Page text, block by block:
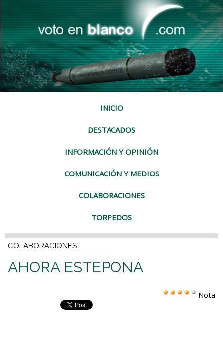
INICIO
DESTACADOS
INFORMACIÓN Y OPINIÓN
COMUNICACIÓN Y MEDIOS
COLABORACIONES
TORPEDOS
COLABORACIONES
AHORA ESTEPONA
Nota